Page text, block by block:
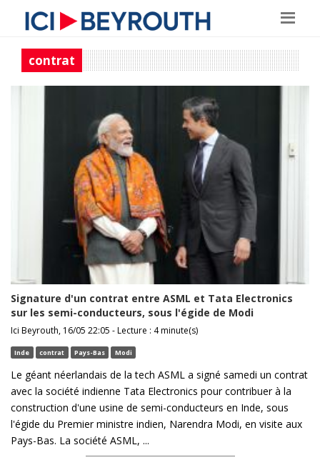
contrat
Signature d'un contrat entre ASML et Tata Electronics
sur les semi-conducteurs, sous l'égide de Modi
Ici Beyrouth, 16/05 22:05 - Lecture : 4 minute(s)
Inde contrat Pays-Bas Modi
Le géant néerlandais de la tech ASML a signé samedi un contrat
avec la société indienne Tata Electronics pour contribuer à la
construction d'une usine de semi-conducteurs en Inde, sous
l'égide du Premier ministre indien, Narendra Modi, en visite aux
Pays-Bas. La société ASML, ...